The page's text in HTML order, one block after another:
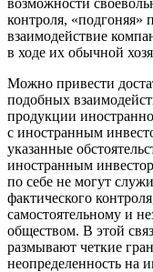
контроля, «подгоняя»
взаимодействие
в ходе их обычной
Можно привести
подобных
продукции
с иностранным
указанные
иностранным
по себе не могут
фактического
самостоятельному и
обществом. В этой
размывают четкие
неопределенность на